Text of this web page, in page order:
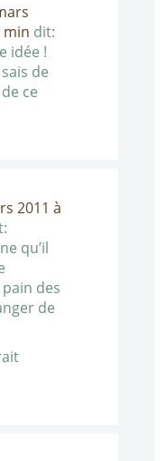
min dit:
idée !
de
ce
2011 à
qu’il
des
de